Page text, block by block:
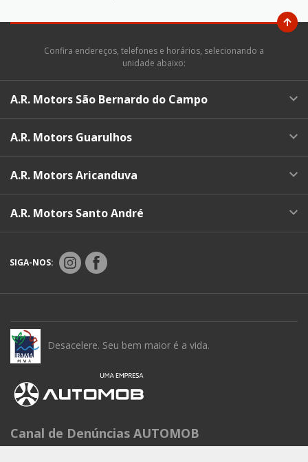
Confira endereços, telefones e horários, selecionando a
unidade abaixo:
A.R. Motors São Bernardo do Campo
A.R. Motors Guarulhos
A.R. Motors Aricanduva
A.R. Motors Santo André
SIGA-NOS:
Desacelere. Seu bem maior é a vida.
Canal de Denúncias AUTOMOB